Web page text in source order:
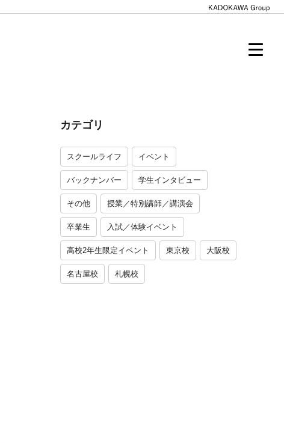
カテゴリ
スクールライフ イベント
バックナンバー 学生インタビュー
その他 授業／特別講師／講演会
卒業生 入試／体験イベント
高校2年生限定イベント 東京校 大阪校
名古屋校 札幌校